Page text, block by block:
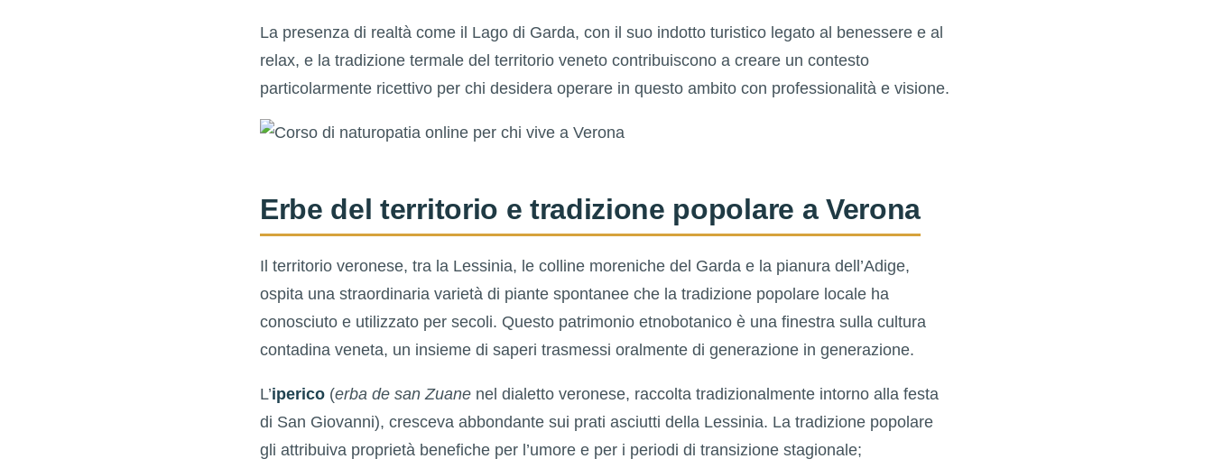
La presenza di realtà come il Lago di Garda, con il suo indotto turistico legato al benessere e al
relax, e la tradizione termale del territorio veneto contribuiscono a creare un contesto
particolarmente ricettivo per chi desidera operare in questo ambito con professionalità e visione.
Erbe del territorio e tradizione popolare a Verona
Il territorio veronese, tra la Lessinia, le colline moreniche del Garda e la pianura dell’Adige,
ospita una straordinaria varietà di piante spontanee che la tradizione popolare locale ha
conosciuto e utilizzato per secoli. Questo patrimonio etnobotanico è una finestra sulla cultura
contadina veneta, un insieme di saperi trasmessi oralmente di generazione in generazione.
L’iperico (erba de san Zuane nel dialetto veronese, raccolta tradizionalmente intorno alla festa
di San Giovanni), cresceva abbondante sui prati asciutti della Lessinia. La tradizione popolare
gli attribuiva proprietà benefiche per l’umore e per i periodi di transizione stagionale;